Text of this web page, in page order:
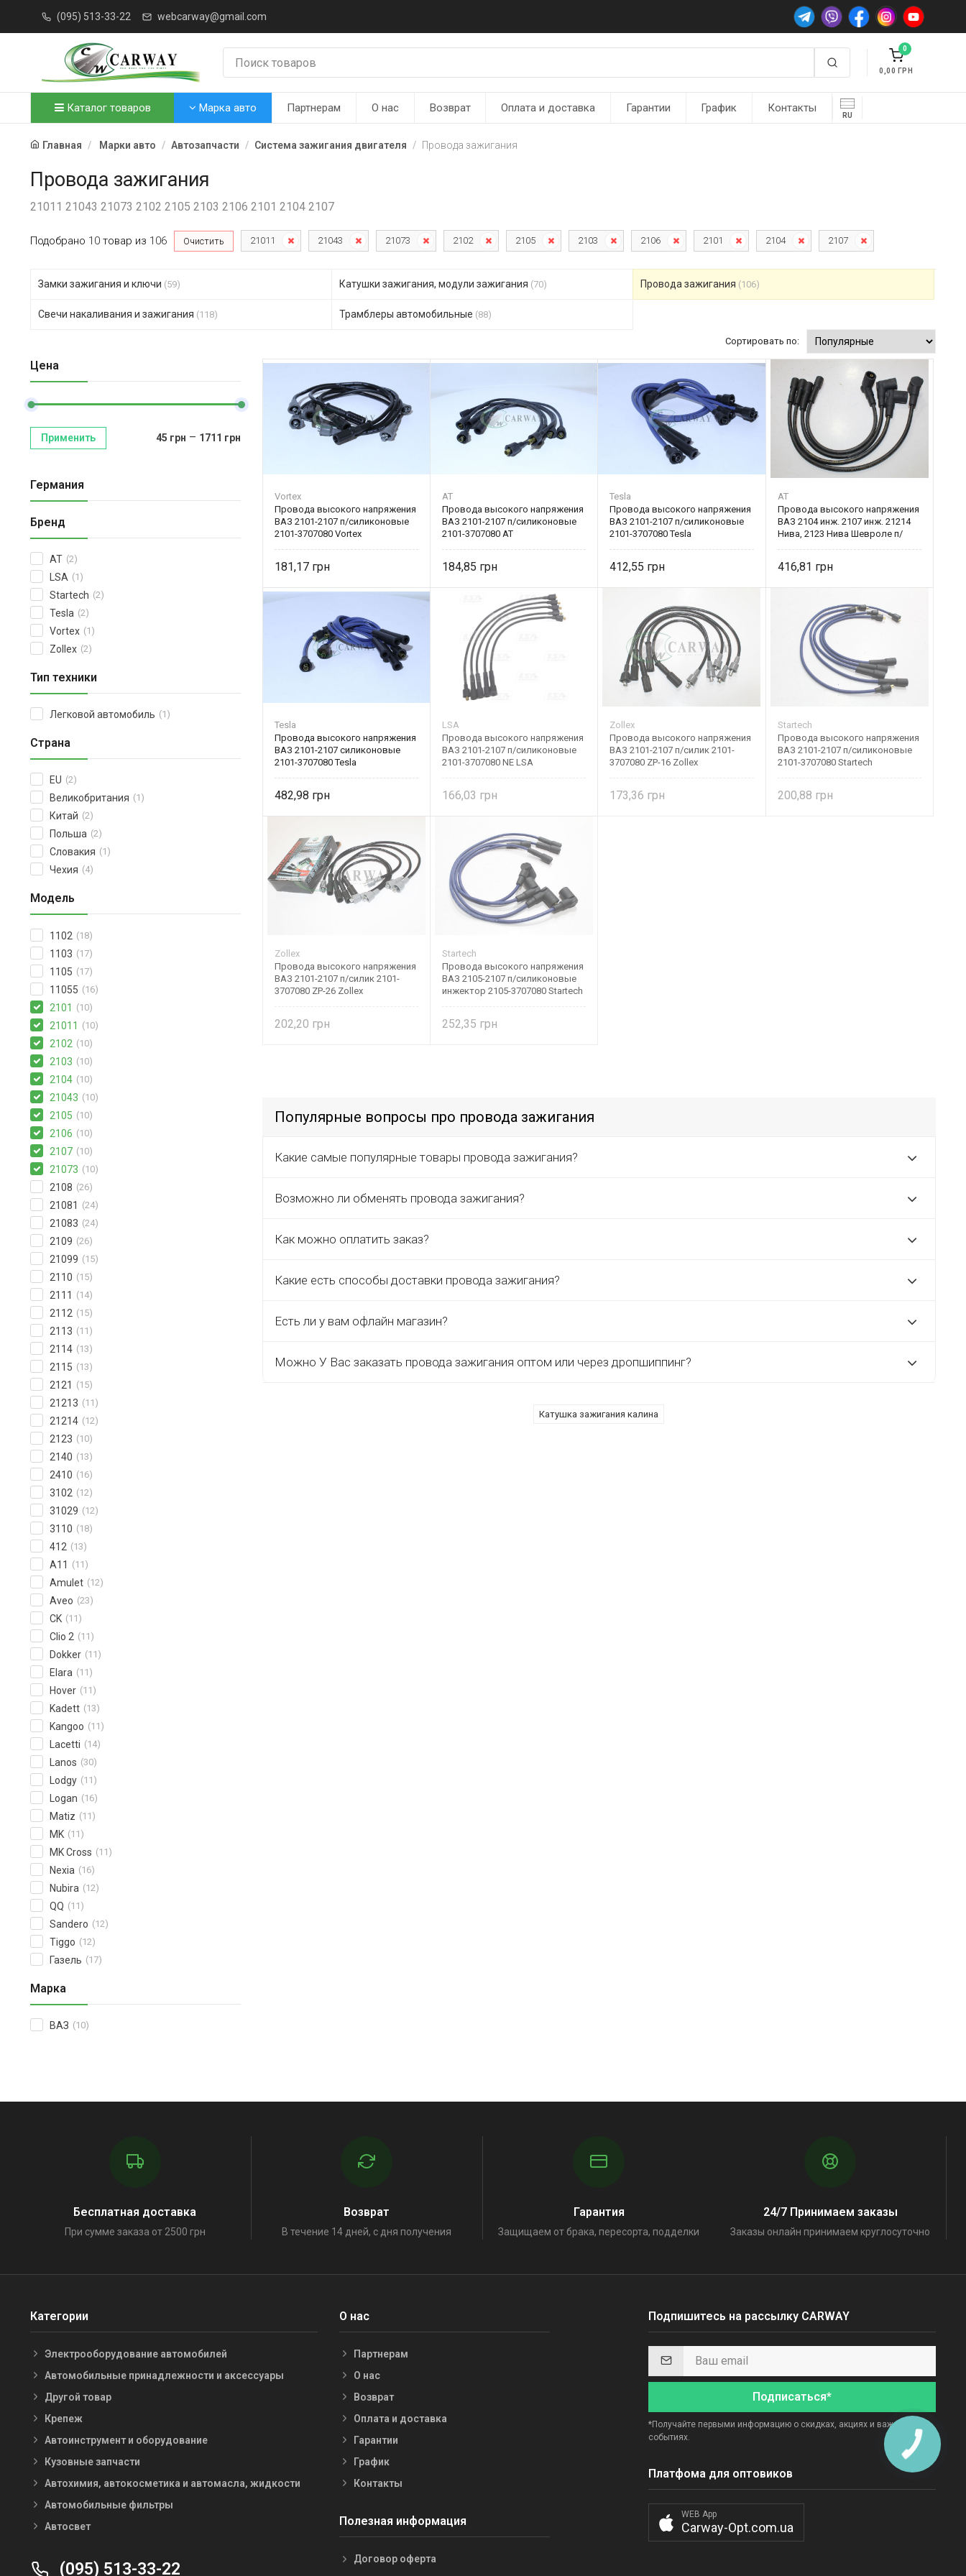
(095) 513-33-22 webcarway@gmail.com
0
0,00
Каталог товаров Марка авто Партнерам О нас Возврат Оплата и доставка Гарантии График Контакты
RU
Главная Марки авто Автозапчасти Система зажигания двигателя Провода зажигания
Провода зажигания
21011 21043 21073 2102 2105 2103 2106 2101 2104 2107
Подобрано 10 товар из 106 Очистить 21011 21043 21073 2102 2105 2103 2106 2101 2104 2107
Замки зажигания и ключи (59) Катушки зажигания, модули зажигания (70) Провода зажигания (106)
Свечи накаливания и зажигания (118) Трамблеры автомобильные (88)
Цена
Применить 45 грн – 1711 грн
Германия
Бренд
AT (2)
LSA (1)
Startech (2)
Tesla (2)
Vortex (1)
Zollex (2)
Тип техники
Легковой автомобиль (1)
Страна
EU (2)
Великобритания (1)
Китай (2)
Польша (2)
Словакия (1)
Чехия (4)
Модель
1102 (18)
1103 (17)
1105 (17)
11055 (16)
2101 (10)
21011 (10)
2102 (10)
2103 (10)
2104 (10)
21043 (10)
2105 (10)
2106 (10)
2107 (10)
21073 (10)
2108 (26)
21081 (24)
21083 (24)
2109 (26)
21099 (15)
2110 (15)
2111 (14)
2112 (15)
2113 (11)
2114 (13)
2115 (13)
2121 (15)
21213 (11)
21214 (12)
2123 (10)
2140 (13)
2410 (16)
3102 (12)
31029 (12)
3110 (18)
412 (13)
A11 (11)
Amulet (12)
Aveo (23)
CK (11)
Clio 2 (11)
Dokker (11)
Elara (11)
Hover (11)
Kadett (13)
Kangoo (11)
Lacetti (14)
Lanos (30)
Lodgy (11)
Logan (16)
Matiz (11)
MK (11)
MK Cross (11)
Nexia (16)
Nubira (12)
QQ (11)
Sandero (12)
Tiggo (12)
Газель (17)
Марка
ВАЗ (10)
Сортировать по:
Vortex
Провода высокого напряжения
ВАЗ 2101-2107 п/силиконовые
2101-3707080 Vortex
181,17
AT
Провода высокого напряжения
ВАЗ 2101-2107 п/силиконовые
2101-3707080 AT
184,85
Tesla
Провода высокого напряжения
ВАЗ 2101-2107 п/силиконовые
2101-3707080 Tesla
412,55
AT
Провода высокого напряжения
ВАЗ 2104 инж. 2107 инж. 21214
Нива, 2123 Нива Шевроле п/
416,81
Tesla
Провода высокого напряжения
ВАЗ 2101-2107 силиконовые
2101-3707080 Tesla
482,98
LSA
Провода высокого напряжения
ВАЗ 2101-2107 п/силиконовые
2101-3707080 NE LSA
166,03
Zollex
Провода высокого напряжения
ВАЗ 2101-2107 п/силик 2101-
3707080 ZP-16 Zollex
173,36
Startech
Провода высокого напряжения
ВАЗ 2101-2107 п/силиконовые
2101-3707080 Startech
200,88
Zollex
Провода высокого напряжения
ВАЗ 2101-2107 п/силик 2101-
3707080 ZP-26 Zollex
202,20
Startech
Провода высокого напряжения
ВАЗ 2105-2107 п/силиконовые
инжектор 2105-3707080 Startech
252,35
Популярные вопросы про провода зажигания
Какие самые популярные товары провода зажигания?
Возможно ли обменять провода зажигания?
Как можно оплатить заказ?
Какие есть способы доставки провода зажигания?
Есть ли у вам офлайн магазин?
Можно У Вас заказать провода зажигания оптом или через дропшиппинг?
Катушка зажигания калина
Бесплатная доставка
При сумме заказа от 2500 грн
Возврат
В течение 14 дней, с дня получения
Гарантия
Защищаем от брака, пересорта, подделки
24/7 Принимаем заказы
Заказы онлайн принимаем круглосуточно
Категории
Электрооборудование автомобилей
Автомобильные принадлежности и аксессуары
Другой товар
Крепеж
Автоинструмент и оборудование
Кузовные запчасти
Автохимия, автокосметика и автомасла, жидкости
Автомобильные фильтры
Автосвет
(095) 513-33-22
О нас
Партнерам
О нас
Возврат
Оплата и доставка
Гарантии
График
Контакты
Полезная информация
Договор оферта
Подпишитесь на рассылку CARWAY
Подписаться*
*Получайте первыми информацию о скидках, акциях и важных
событиях.
Платфома для оптовиков
WEB App
Carway-Opt.com.ua